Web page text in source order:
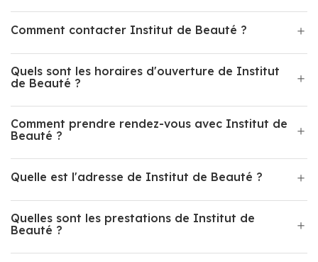
Comment contacter Institut de Beauté ?
Quels sont les horaires d'ouverture de Institut
de Beauté ?
Comment prendre rendez-vous avec Institut de
Beauté ?
Quelle est l'adresse de Institut de Beauté ?
Quelles sont les prestations de Institut de
Beauté ?